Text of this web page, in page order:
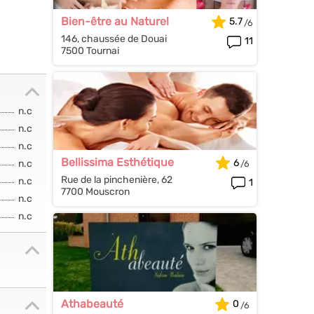
n.c
n.c
n.c
n.c
n.c
n.c
n.c
Bien-être au Naturel
146, chaussée de Douai
7500 Tournai
5.7
11
Bellissima Esthétique
Rue de la pinchenière, 62
7700 Mouscron
6
1
Athabeauté
0